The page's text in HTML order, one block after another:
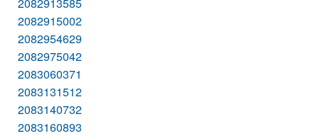
2082915002
2082954629
2082975042
2083060371
2083131512
2083140732
2083160893